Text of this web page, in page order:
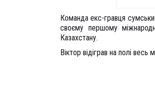
Команда екс-гравця
своєму першому
Казахстану.
Віктор відіграв на полі весь